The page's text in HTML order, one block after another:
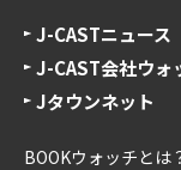
J-CASTニュース
J-CAST会社ウォ
Jタウンネット
BOOKウォッチとは